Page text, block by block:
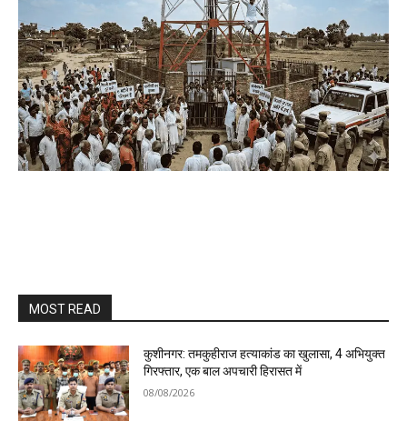
MOST READ
कुशीनगर: तमकुहीराज हत्याकांड का खुलासा, 4 अभियुक्त
गिरफ्तार, एक बाल अपचारी हिरासत में
08/08/2026